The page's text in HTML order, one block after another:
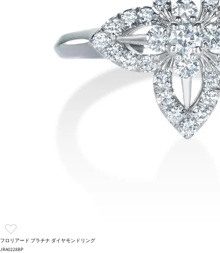
フロリアード プラチナ ダイヤモンドリング
JRA0228BP